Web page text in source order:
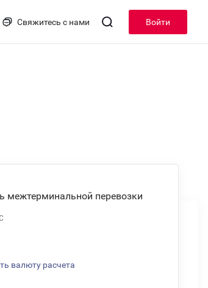
Свяжитесь с нами Войти
межтерминальной перевозки
валюту расчета